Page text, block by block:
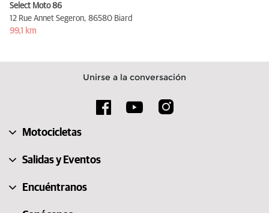
Select Moto 86
12 Rue Annet Segeron, 86580 Biard
99,1 km
Unirse a la conversación
Motocicletas
Salidas y Eventos
Encuéntranos